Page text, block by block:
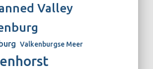
Valley
Valkenburgse Meer